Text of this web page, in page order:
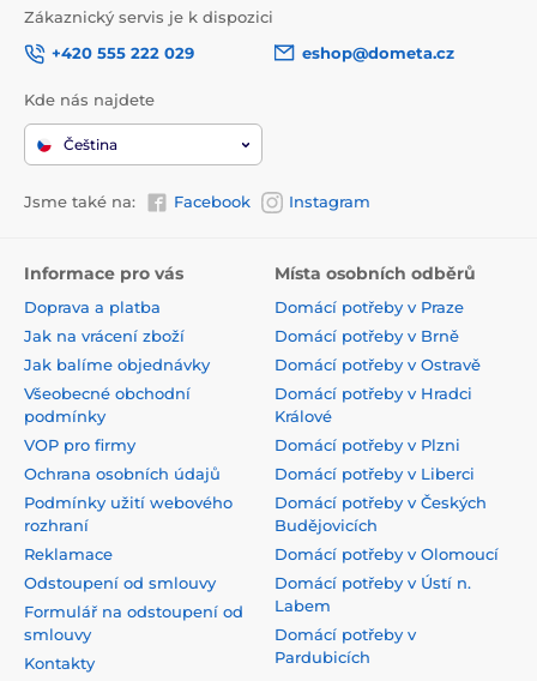
Zákaznický servis je k dispozici
+420 555 222 029
eshop@dometa.cz
Kde nás najdete
Čeština
Jsme také na: Facebook Instagram
Informace pro vás
Doprava a platba
Jak na vrácení zboží
Jak balíme objednávky
Všeobecné obchodní
podmínky
VOP pro firmy
Ochrana osobních údajů
Podmínky užití webového
rozhraní
Reklamace
Odstoupení od smlouvy
Formulář na odstoupení od
smlouvy
Kontakty
Místa osobních odběrů
Domácí potřeby v Praze
Domácí potřeby v Brně
Domácí potřeby v Ostravě
Domácí potřeby v Hradci
Králové
Domácí potřeby v Plzni
Domácí potřeby v Liberci
Domácí potřeby v Českých
Budějovicích
Domácí potřeby v Olomoucí
Domácí potřeby v Ústí n.
Labem
Domácí potřeby v
Pardubicích